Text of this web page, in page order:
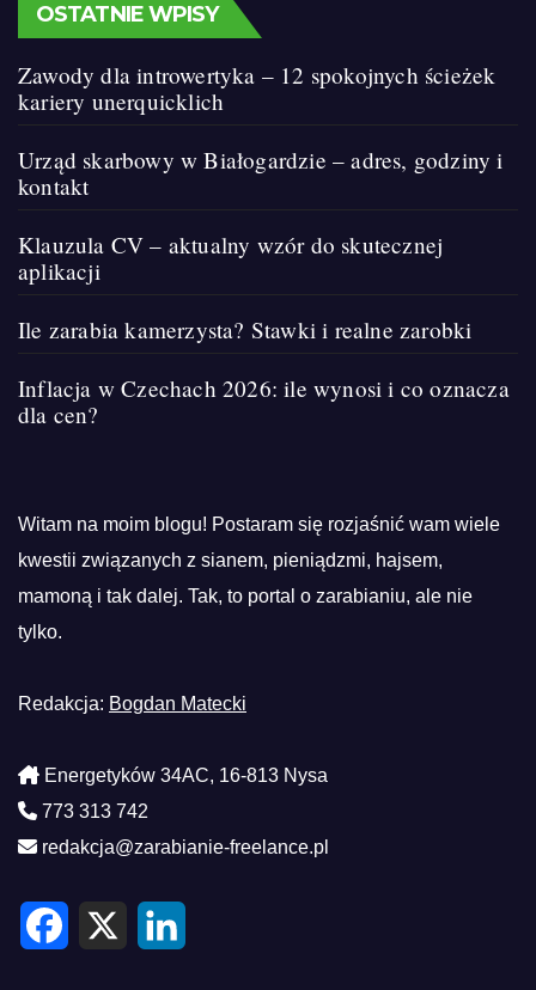
OSTATNIE WPISY
Zawody dla introwertyka – 12 spokojnych ścieżek
kariery unerquicklich
Urząd skarbowy w Białogardzie – adres, godziny i
kontakt
Klauzula CV – aktualny wzór do skutecznej
aplikacji
Ile zarabia kamerzysta? Stawki i realne zarobki
Inflacja w Czechach 2026: ile wynosi i co oznacza
dla cen?
Witam na moim blogu! Postaram się rozjaśnić wam wiele
kwestii związanych z sianem, pieniądzmi, hajsem,
mamoną i tak dalej. Tak, to portal o zarabianiu, ale nie
tylko.
Redakcja: Bogdan Matecki
Energetyków 34AC, 16-813 Nysa
773 313 742
redakcja@zarabianie-freelance.pl
F
X